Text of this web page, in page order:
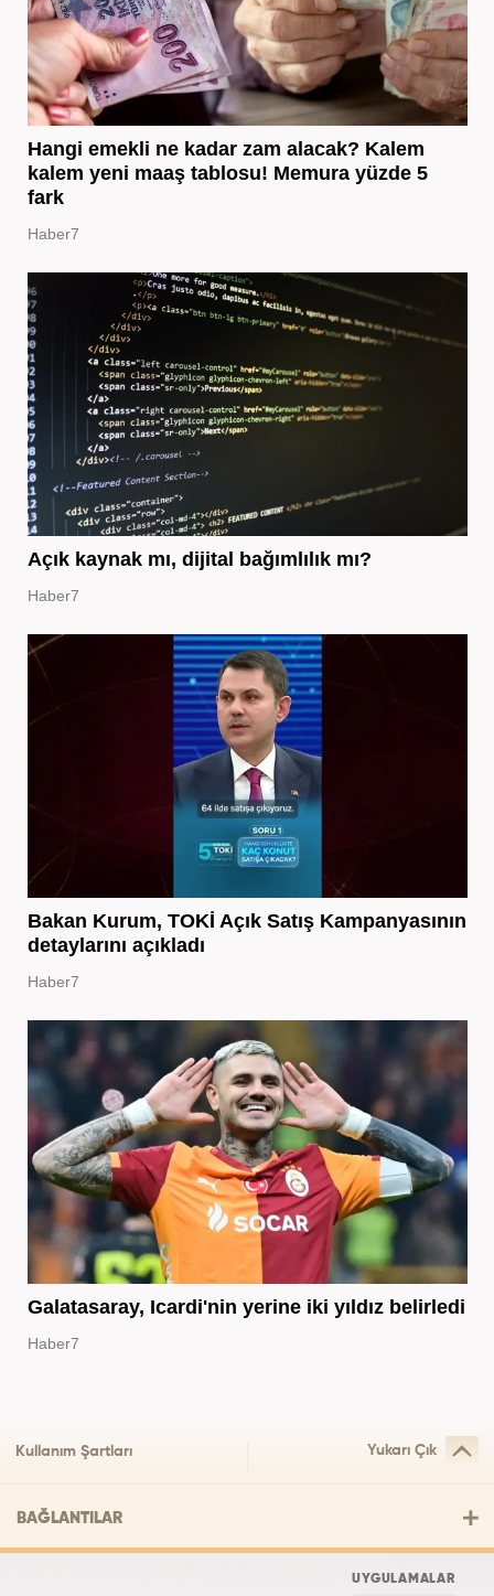
Hangi emekli ne kadar zam alacak? Kalem
kalem yeni maaş tablosu! Memura yüzde 5
fark
Haber7
Açık kaynak mı, dijital bağımlılık mı?
Haber7
Bakan Kurum, TOKİ Açık Satış Kampanyasının
detaylarını açıkladı
Haber7
Galatasaray, Icardi'nin yerine iki yıldız belirledi
Haber7
Kullanım Şartları Yukarı Çık
BAĞLANTILAR
UYGULAMALAR